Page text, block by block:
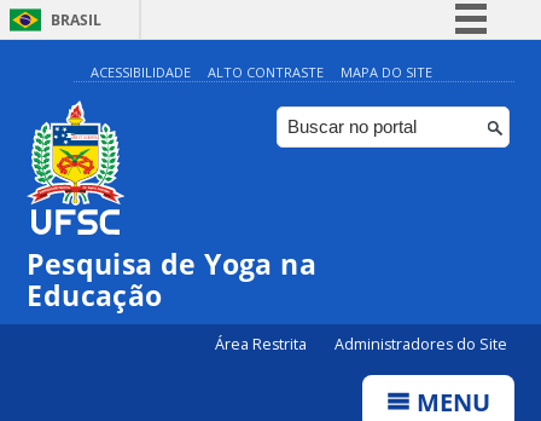
BRASIL
Simplifique!
Comunica BR
Participe
ACESSIBILIDADE ALTO CONTRASTE MAPA DO SITE
Pesquisa de Yoga na
Educação
Área Restrita Administradores do Site
MENU